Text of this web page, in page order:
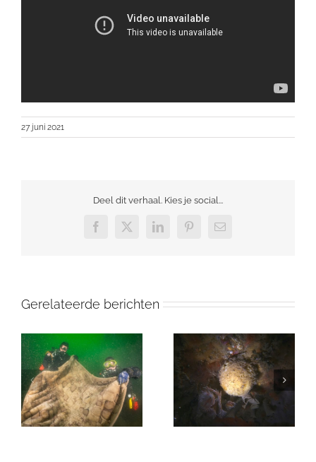
27 juni 2021
Deel dit verhaal. Kies je social...
Facebook
X LinkedInPinterest
E-
Gerelateerde berichten